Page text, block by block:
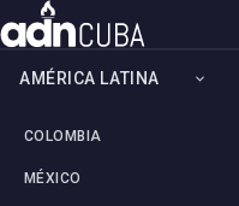
AMÉRICA LATINA
COLOMBIA
MÉXICO